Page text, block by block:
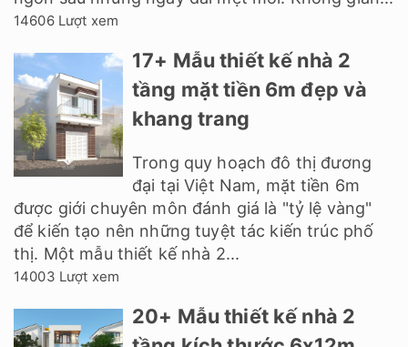
14606 Lượt xem
17+ Mẫu thiết kế nhà 2
tầng mặt tiền 6m đẹp và
khang trang
Trong quy hoạch đô thị đương
đại tại Việt Nam, mặt tiền 6m
được giới chuyên môn đánh giá là "tỷ lệ vàng"
để kiến tạo nên những tuyệt tác kiến trúc phố
thị. Một mẫu thiết kế nhà 2...
14003 Lượt xem
20+ Mẫu thiết kế nhà 2